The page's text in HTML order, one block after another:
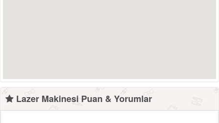
Lazer Makinesi Puan & Yorumlar